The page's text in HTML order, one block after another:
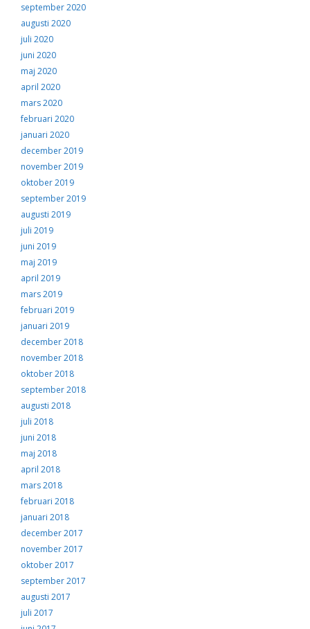
september 2020
augusti 2020
juli 2020
juni 2020
maj 2020
april 2020
mars 2020
februari 2020
januari 2020
december 2019
november 2019
oktober 2019
september 2019
augusti 2019
juli 2019
juni 2019
maj 2019
april 2019
mars 2019
februari 2019
januari 2019
december 2018
november 2018
oktober 2018
september 2018
augusti 2018
juli 2018
juni 2018
maj 2018
april 2018
mars 2018
februari 2018
januari 2018
december 2017
november 2017
oktober 2017
september 2017
augusti 2017
juli 2017